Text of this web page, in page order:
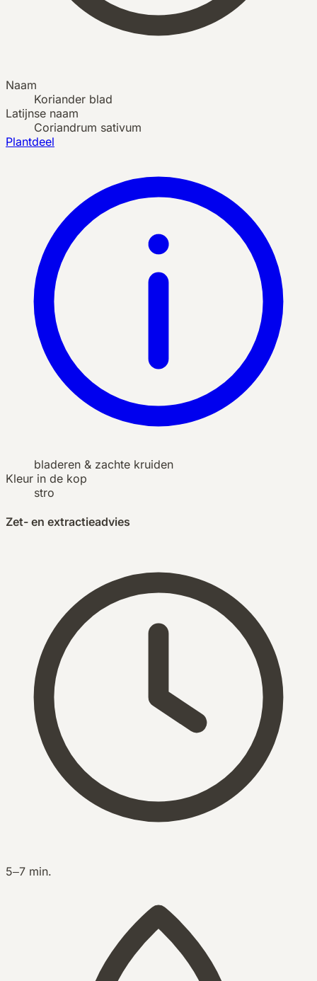
Naam
Koriander blad
Latijnse naam
Coriandrum sativum
Plantdeel
bladeren & zachte kruiden
Kleur in de kop
stro
Zet- en extractieadvies
5–7 min.